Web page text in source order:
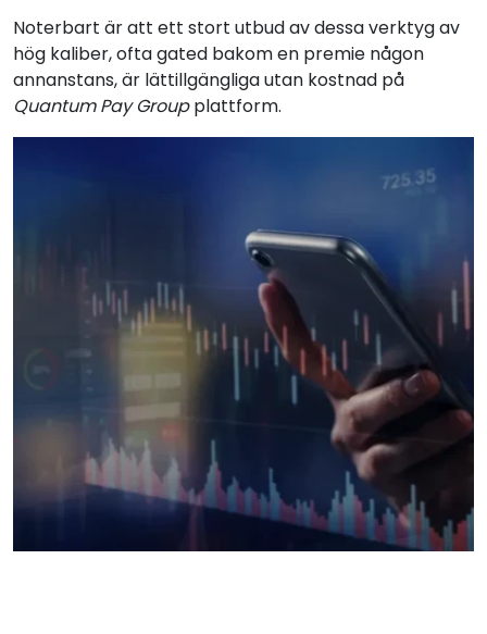
Noterbart är att ett stort utbud av dessa verktyg av
hög kaliber, ofta gated bakom en premie någon
annanstans, är lättillgängliga utan kostnad på
Quantum Pay Groupplattform.